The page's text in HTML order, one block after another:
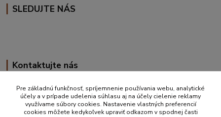
SLEDUJTE NÁS
Kontaktujte nás
+420 777 610 855
info@vakynaspanie.sk
Pre základnú funkčnosť, spríjemnenie používania webu, analytické
účely a v prípade udelenia súhlasu aj na účely cielenie reklamy
využívame súbory cookies. Nastavenie vlastných preferencií
cookies môžete kedykoľvek upraviť odkazom v spodnej časti